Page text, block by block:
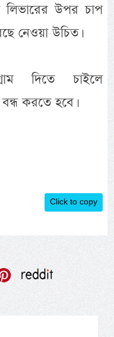
উপর চাপ
নেওয়া উচিত।
দিতে চাইলে
করতে হবে।
Click to copy